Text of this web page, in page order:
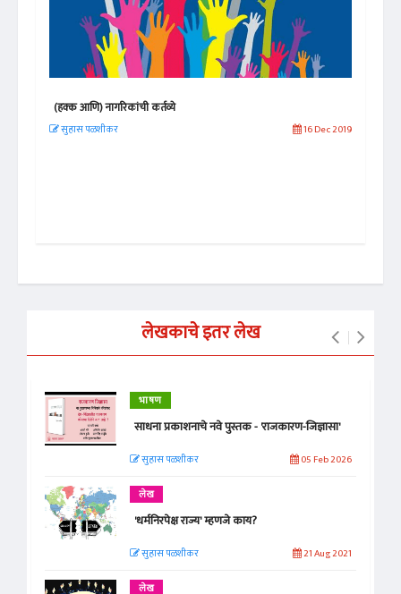
(हक्क आणि) नागरिकांची कर्तव्ये
सुहास पळशीकर 16 Dec 2019
लेखकाचे इतर लेख
भाषण
साधना प्रकाशनाचे नवे पुस्तक - 'राजकारण-जिज्ञासा'
सुहास पळशीकर 05 Feb 2026
लेख
'धर्मनिरपेक्ष राज्य' म्हणजे काय?
सुहास पळशीकर 21 Aug 2021
लेख